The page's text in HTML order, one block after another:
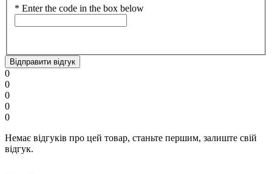
* Enter the code in the box below
Відправити відгук
0
0
0
0
0
Немає відгуків про цей товар, станьте першим, залиште свій
відгук.